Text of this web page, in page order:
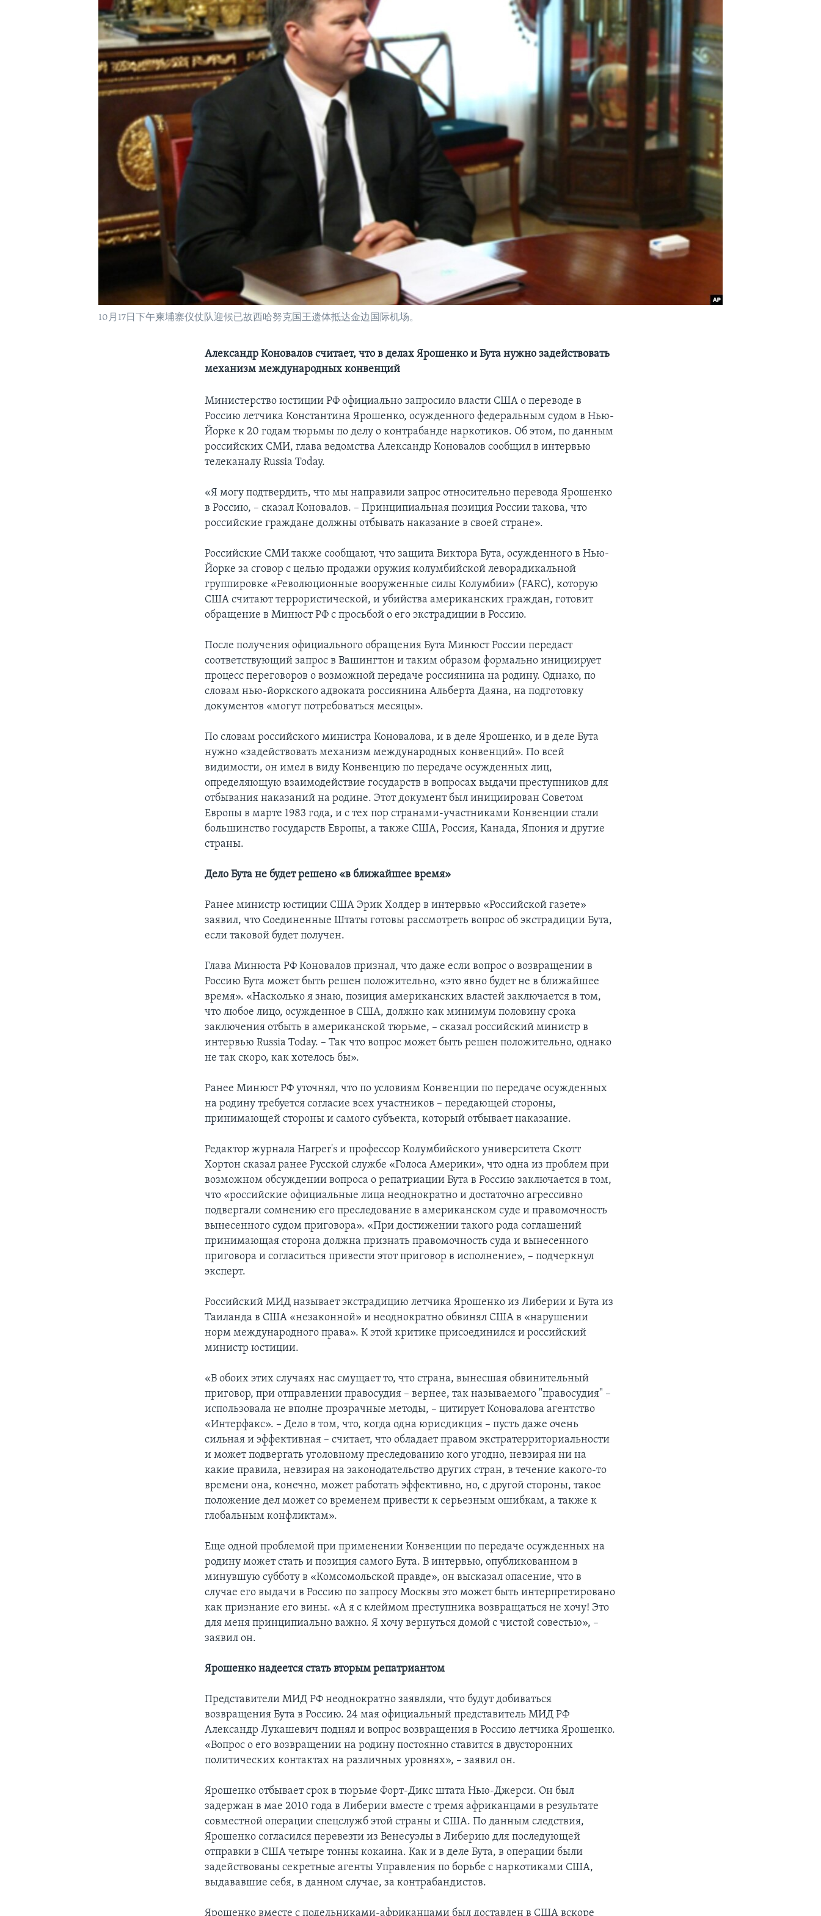
10月17日下午柬埔寨仪仗队迎候已故西哈努克国王遗体抵达金边国际机场。
Александр Коновалов считает, что в делах Ярошенко и Бута нужно задействовать
механизм международных конвенций
Министерство юстиции РФ официально запросило власти США о переводе в
Россию летчика Константина Ярошенко, осужденного федеральным судом в Нью-
Йорке к 20 годам тюрьмы по делу о контрабанде наркотиков. Об этом, по данным
российских СМИ, глава ведомства Александр Коновалов сообщил в интервью
телеканалу Russia Today.
«Я могу подтвердить, что мы направили запрос относительно перевода Ярошенко
в Россию, – сказал Коновалов. – Принципиальная позиция России такова, что
российские граждане должны отбывать наказание в своей стране».
Российские СМИ также сообщают, что защита Виктора Бута, осужденного в Нью-
Йорке за сговор с целью продажи оружия колумбийской леворадикальной
группировке «Революционные вооруженные силы Колумбии» (FARC), которую
США считают террористической, и убийства американских граждан, готовит
обращение в Минюст РФ с просьбой о его экстрадиции в Россию.
После получения официального обращения Бута Минюст России передаст
соответствующий запрос в Вашингтон и таким образом формально инициирует
процесс переговоров о возможной передаче россиянина на родину. Однако, по
словам нью-йоркского адвоката россиянина Альберта Даяна, на подготовку
документов «могут потребоваться месяцы».
По словам российского министра Коновалова, и в деле Ярошенко, и в деле Бута
нужно «задействовать механизм международных конвенций». По всей
видимости, он имел в виду Конвенцию по передаче осужденных лиц,
определяющую взаимодействие государств в вопросах выдачи преступников для
отбывания наказаний на родине. Этот документ был инициирован Советом
Европы в марте 1983 года, и с тех пор странами-участниками Конвенции стали
большинство государств Европы, а также США, Россия, Канада, Япония и другие
страны.
Дело Бута не будет решено «в ближайшее время»
Ранее министр юстиции США Эрик Холдер в интервью «Российской газете»
заявил, что Соединенные Штаты готовы рассмотреть вопрос об экстрадиции Бута,
если таковой будет получен.
Глава Минюста РФ Коновалов признал, что даже если вопрос о возвращении в
Россию Бута может быть решен положительно, «это явно будет не в ближайшее
время». «Насколько я знаю, позиция американских властей заключается в том,
что любое лицо, осужденное в США, должно как минимум половину срока
заключения отбыть в американской тюрьме, – сказал российский министр в
интервью Russia Today. – Так что вопрос может быть решен положительно, однако
не так скоро, как хотелось бы».
Ранее Минюст РФ уточнял, что по условиям Конвенции по передаче осужденных
на родину требуется согласие всех участников – передающей стороны,
принимающей стороны и самого субъекта, который отбывает наказание.
Редактор журнала Harper's и профессор Колумбийского университета Скотт
Хортон сказал ранее Русской службе «Голоса Америки», что одна из проблем при
возможном обсуждении вопроса о репатриации Бута в Россию заключается в том,
что «российские официальные лица неоднократно и достаточно агрессивно
подвергали сомнению его преследование в американском суде и правомочность
вынесенного судом приговора». «При достижении такого рода соглашений
принимающая сторона должна признать правомочность суда и вынесенного
приговора и согласиться привести этот приговор в исполнение», – подчеркнул
эксперт.
Российский МИД называет экстрадицию летчика Ярошенко из Либерии и Бута из
Таиланда в США «незаконной» и неоднократно обвинял США в «нарушении
норм международного права». К этой критике присоединился и российский
министр юстиции.
«В обоих этих случаях нас смущает то, что страна, вынесшая обвинительный
приговор, при отправлении правосудия – вернее, так называемого "правосудия" –
использовала не вполне прозрачные методы, – цитирует Коновалова агентство
«Интерфакс». – Дело в том, что, когда одна юрисдикция – пусть даже очень
сильная и эффективная – считает, что обладает правом экстратерриториальности
и может подвергать уголовному преследованию кого угодно, невзирая ни на
какие правила, невзирая на законодательство других стран, в течение какого-то
времени она, конечно, может работать эффективно, но, с другой стороны, такое
положение дел может со временем привести к серьезным ошибкам, а также к
глобальным конфликтам».
Еще одной проблемой при применении Конвенции по передаче осужденных на
родину может стать и позиция самого Бута. В интервью, опубликованном в
минувшую субботу в «Комсомольской правде», он высказал опасение, что в
случае его выдачи в Россию по запросу Москвы это может быть интерпретировано
как признание его вины. «А я с клеймом преступника возвращаться не хочу! Это
для меня принципиально важно. Я хочу вернуться домой с чистой совестью», –
заявил он.
Ярошенко надеется стать вторым репатриантом
Представители МИД РФ неоднократно заявляли, что будут добиваться
возвращения Бута в Россию. 24 мая официальный представитель МИД РФ
Александр Лукашевич поднял и вопрос возвращения в Россию летчика Ярошенко.
«Вопрос о его возвращении на родину постоянно ставится в двусторонних
политических контактах на различных уровнях», – заявил он.
Ярошенко отбывает срок в тюрьме Форт-Дикс штата Нью-Джерси. Он был
задержан в мае 2010 года в Либерии вместе с тремя африканцами в результате
совместной операции спецслужб этой страны и США. По данным следствия,
Ярошенко согласился перевезти из Венесуэлы в Либерию для последующей
отправки в США четыре тонны кокаина. Как и в деле Бута, в операции были
задействованы секретные агенты Управления по борьбе с наркотиками США,
выдававшие себя, в данном случае, за контрабандистов.
Ярошенко вместе с подельниками-африканцами был доставлен в США вскоре